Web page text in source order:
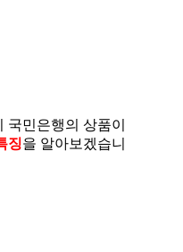
민은행의 상품이
징을 알아보겠습니